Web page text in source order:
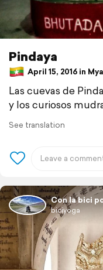
Pindaya
April 15, 2016 in
Las cuevas de
y los curiosos
See translation
Con la bici
biciyoga